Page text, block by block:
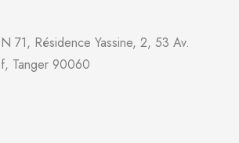
71, Résidence Yassine, 2, 53 Av.
Tanger 90060